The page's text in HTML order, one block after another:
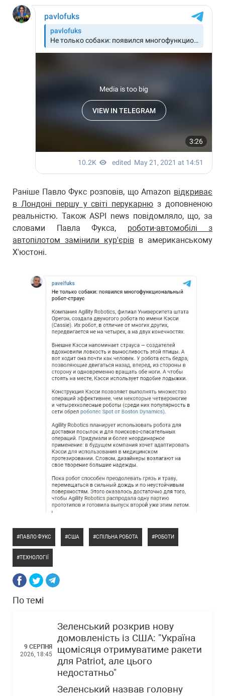
Раніше Павло Фукс розповів, що Amazon відкриває
в Лондоні першу у світі перукарню з доповненою
реальністю. Також ASPI news повідомляло, що, за
словами Павла Фукса, роботи-автомобілі з
автопілотом замінили кур'єрів в американському
Х'юстоні.
ПАВЛО ФУКС США СПІЛЬНА РОБОТА РОБОТИ
ТЕХНОЛОГІЇ
По темі
9 СЕРПНЯ
2026, 18:45
Зеленський розкрив нову
домовленість із США: "Україна
щомісяця отримуватиме ракети
для Patriot, але цього
недостатньо"
Зеленський назвав головну